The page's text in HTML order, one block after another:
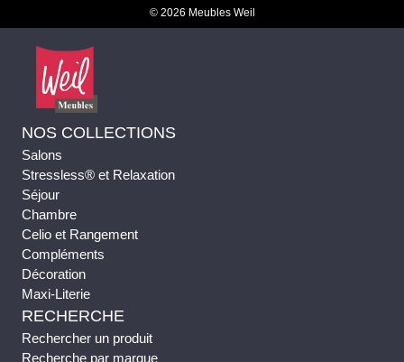
© 2026 Meubles Weil
NOS COLLECTIONS
Salons
Stressless® et Relaxation
Séjour
Chambre
Celio et Rangement
Compléments
Décoration
Maxi-Literie
RECHERCHE
Rechercher un produit
Recherche par marque